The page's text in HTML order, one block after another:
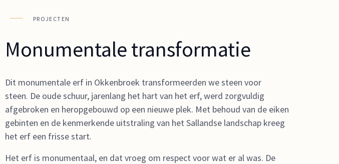
PROJECTEN
Monumentale transformatie
Dit monumentale erf in Okkenbroek transformeerden we steen voor
steen. De oude schuur, jarenlang het hart van het erf, werd zorgvuldig
afgebroken en heropgebouwd op een nieuwe plek. Met behoud van de eiken
gebinten en de kenmerkende uitstraling van het Sallandse landschap kreeg
het erf een frisse start.
Het erf is monumentaal, en dat vroeg om respect voor wat er al was. De